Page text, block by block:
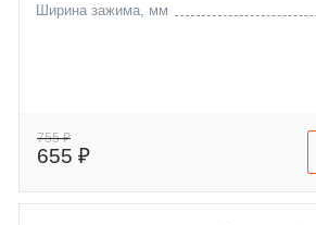
Ширина зажима, мм
755 ₽
655 ₽